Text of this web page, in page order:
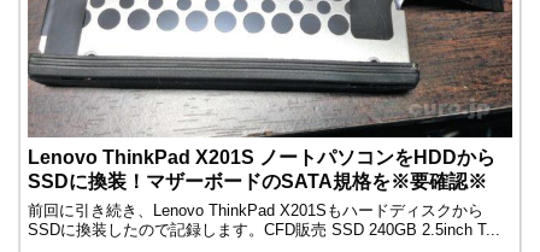
Lenovo ThinkPad X201S ノートパソコンをHDDから
SSDに換装！マザーボードのSATA規格を※要確認※
前回に引き続き、Lenovo ThinkPad X201Sもハードディスクから
SSDに換装したので記録します。CFD販売 SSD 240GB 2.5inch T...